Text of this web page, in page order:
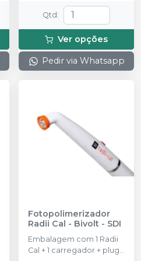
Qtd :
Ver opções
Pedir via Whatsapp
Fotopolimerizador
Radii Cal - Bivolt - SDI
Embalagem com 1 Radii
Cal + 1 carregador + plugs